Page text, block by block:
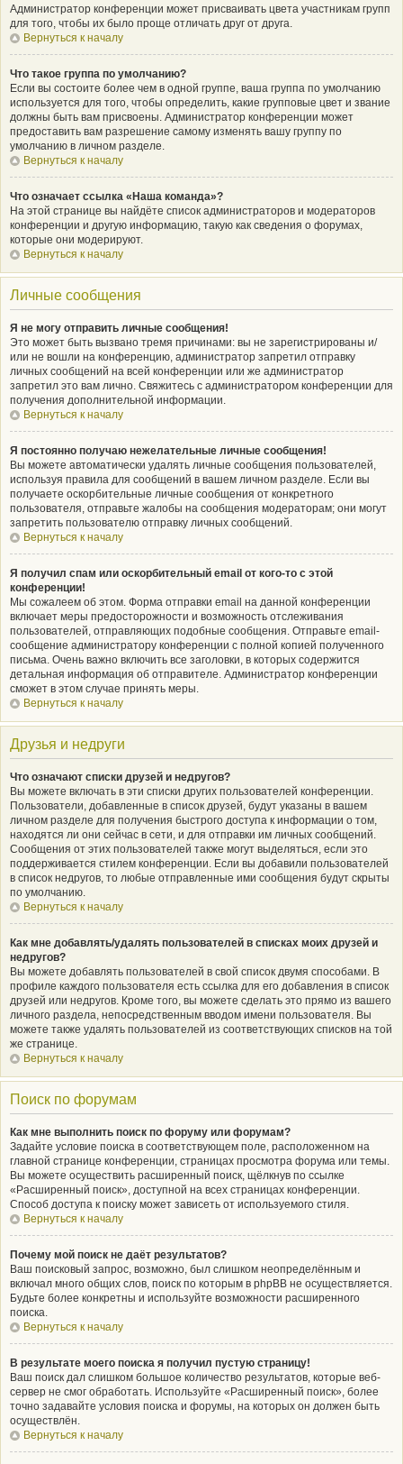
Администратор конференции может присваивать цвета участникам групп
для того, чтобы их было проще отличать друг от друга.
Вернуться к началу
Что такое группа по умолчанию?
Если вы состоите более чем в одной группе, ваша группа по умолчанию
используется для того, чтобы определить, какие групповые цвет и звание
должны быть вам присвоены. Администратор конференции может
предоставить вам разрешение самому изменять вашу группу по
умолчанию в личном разделе.
Вернуться к началу
Что означает ссылка «Наша команда»?
На этой странице вы найдёте список администраторов и модераторов
конференции и другую информацию, такую как сведения о форумах,
которые они модерируют.
Вернуться к началу
Личные сообщения
Я не могу отправить личные сообщения!
Это может быть вызвано тремя причинами: вы не зарегистрированы и/
или не вошли на конференцию, администратор запретил отправку
личных сообщений на всей конференции или же администратор
запретил это вам лично. Свяжитесь с администратором конференции для
получения дополнительной информации.
Вернуться к началу
Я постоянно получаю нежелательные личные сообщения!
Вы можете автоматически удалять личные сообщения пользователей,
используя правила для сообщений в вашем личном разделе. Если вы
получаете оскорбительные личные сообщения от конкретного
пользователя, отправьте жалобы на сообщения модераторам; они могут
запретить пользователю отправку личных сообщений.
Вернуться к началу
Я получил спам или оскорбительный email от кого-то с этой
конференции!
Мы сожалеем об этом. Форма отправки email на данной конференции
включает меры предосторожности и возможность отслеживания
пользователей, отправляющих подобные сообщения. Отправьте email-
сообщение администратору конференции с полной копией полученного
письма. Очень важно включить все заголовки, в которых содержится
детальная информация об отправителе. Администратор конференции
сможет в этом случае принять меры.
Вернуться к началу
Друзья и недруги
Что означают списки друзей и недругов?
Вы можете включать в эти списки других пользователей конференции.
Пользователи, добавленные в список друзей, будут указаны в вашем
личном разделе для получения быстрого доступа к информации о том,
находятся ли они сейчас в сети, и для отправки им личных сообщений.
Сообщения от этих пользователей также могут выделяться, если это
поддерживается стилем конференции. Если вы добавили пользователей
в список недругов, то любые отправленные ими сообщения будут скрыты
по умолчанию.
Вернуться к началу
Как мне добавлять/удалять пользователей в списках моих друзей и
недругов?
Вы можете добавлять пользователей в свой список двумя способами. В
профиле каждого пользователя есть ссылка для его добавления в список
друзей или недругов. Кроме того, вы можете сделать это прямо из вашего
личного раздела, непосредственным вводом имени пользователя. Вы
можете также удалять пользователей из соответствующих списков на той
же странице.
Вернуться к началу
Поиск по форумам
Как мне выполнить поиск по форуму или форумам?
Задайте условие поиска в соответствующем поле, расположенном на
главной странице конференции, страницах просмотра форума или темы.
Вы можете осуществить расширенный поиск, щёлкнув по ссылке
«Расширенный поиск», доступной на всех страницах конференции.
Способ доступа к поиску может зависеть от используемого стиля.
Вернуться к началу
Почему мой поиск не даёт результатов?
Ваш поисковый запрос, возможно, был слишком неопределённым и
включал много общих слов, поиск по которым в phpBB не осуществляется.
Будьте более конкретны и используйте возможности расширенного
поиска.
Вернуться к началу
В результате моего поиска я получил пустую страницу!
Ваш поиск дал слишком большое количество результатов, которые веб-
сервер не смог обработать. Используйте «Расширенный поиск», более
точно задавайте условия поиска и форумы, на которых он должен быть
осуществлён.
Вернуться к началу